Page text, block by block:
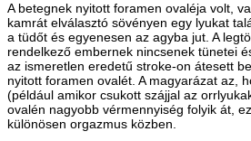
A betegnek nyitott foramen ovaléja volt,
kamrát elválasztó sövényen egy lyukat
a tüdőt és egyenesen az agyba jut. A
rendelkező embernek nincsenek tünetei
az ismeretlen eredetű stroke-on átesett
nyitott foramen ovalét. A magyarázat az,
(például amikor csukott szájjal az
ovalén nagyobb vérmennyiség folyik át,
különösen orgazmus közben.